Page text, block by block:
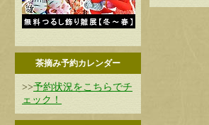
茶摘み予約カレンダー
>>予約状況をこちらでチ
ェック！